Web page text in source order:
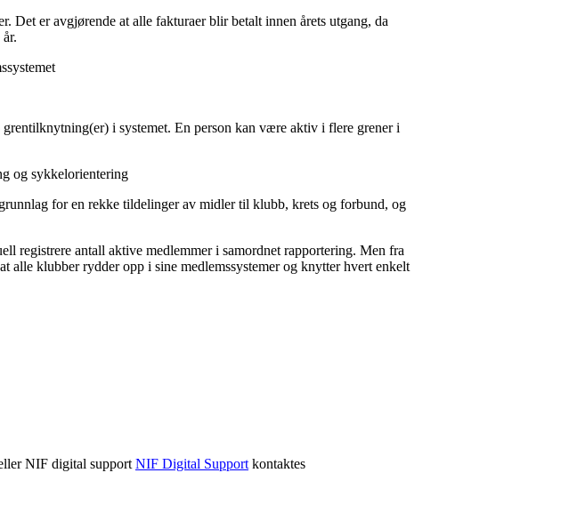
Det er avgjørende at alle fakturaer blir betalt innen årets utgang, da
i systemet. En person kan være aktiv i flere grener i
og sykkelorientering
for en rekke tildelinger av midler til klubb, krets og forbund, og
registrere antall aktive medlemmer i samordnet rapportering. Men fra
klubber rydder opp i sine medlemssystemer og knytter hvert enkelt
NIF digital support NIF Digital Support kontaktes